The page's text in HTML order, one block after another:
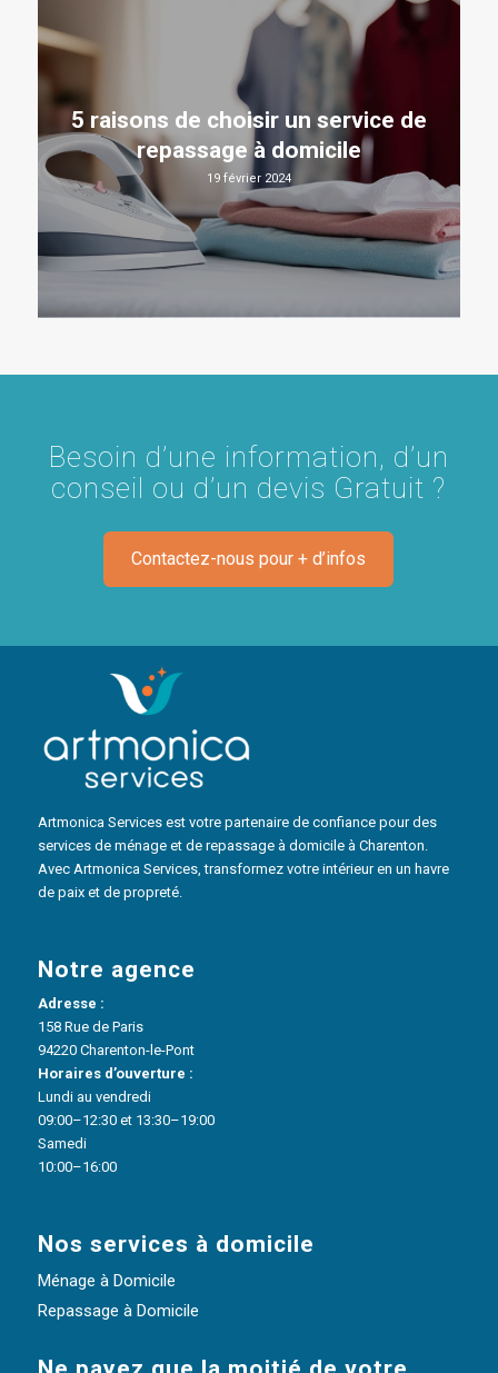
5 raisons de choisir un service de
repassage à domicile
19 février 2024
Besoin d’une information, d’un
conseil ou d’un devis Gratuit ?
Contactez-nous pour + d’infos
Artmonica Services est votre partenaire de confiance pour des
services de ménage et de repassage à domicile à Charenton.
Avec Artmonica Services, transformez votre intérieur en un havre
de paix et de propreté.
Notre agence
Adresse :
158 Rue de Paris
94220 Charenton-le-Pont
Horaires d’ouverture :
Lundi au vendredi
09:00–12:30 et 13:30–19:00
Samedi
10:00–16:00
Nos services à domicile
Ménage à Domicile
Repassage à Domicile